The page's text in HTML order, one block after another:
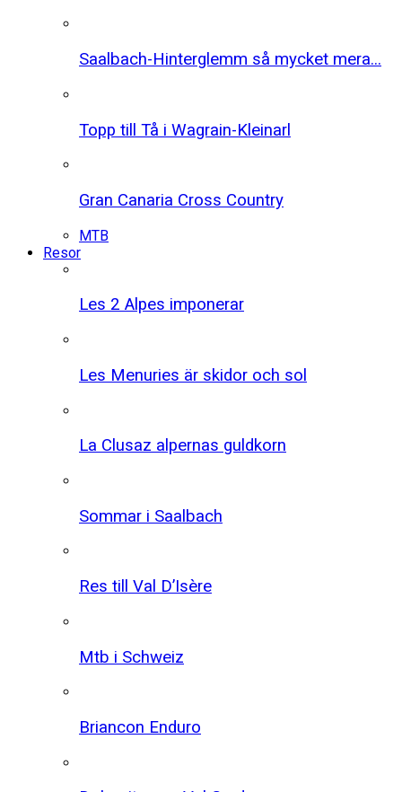
Saalbach-Hinterglemm så mycket mera...
Topp till Tå i Wagrain-Kleinarl
Gran Canaria Cross Country
MTB
Resor
Les 2 Alpes imponerar
Les Menuries är skidor och sol
La Clusaz alpernas guldkorn
Sommar i Saalbach
Res till Val D’Isère
Mtb i Schweiz
Briancon Enduro